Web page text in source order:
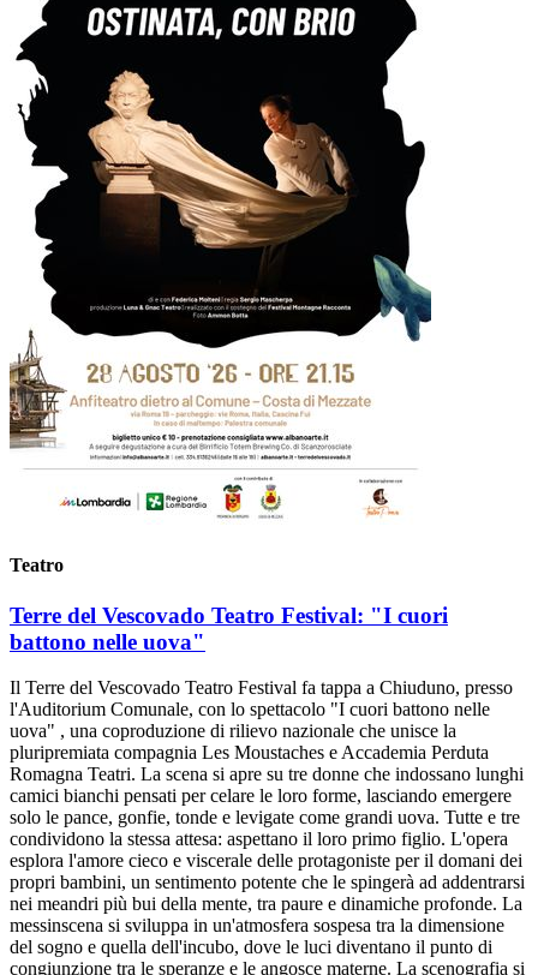
Teatro
Terre del Vescovado Teatro Festival: "I cuori
battono nelle uova"
Il Terre del Vescovado Teatro Festival fa tappa a Chiuduno, presso
l'Auditorium Comunale, con lo spettacolo "I cuori battono nelle
uova" , una coproduzione di rilievo nazionale che unisce la
pluripremiata compagnia Les Moustaches e Accademia Perduta
Romagna Teatri. La scena si apre su tre donne che indossano lunghi
camici bianchi pensati per celare le loro forme, lasciando emergere
solo le pance, gonfie, tonde e levigate come grandi uova. Tutte e tre
condividono la stessa attesa: aspettano il loro primo figlio. L'opera
esplora l'amore cieco e viscerale delle protagoniste per il domani dei
propri bambini, un sentimento potente che le spingerà ad addentrarsi
nei meandri più bui della mente, tra paure e dinamiche profonde. La
messinscena si sviluppa in un'atmosfera sospesa tra la dimensione
del sogno e quella dell'incubo, dove le luci diventano il punto di
congiunzione tra le speranze e le angosce materne. La scenografia si